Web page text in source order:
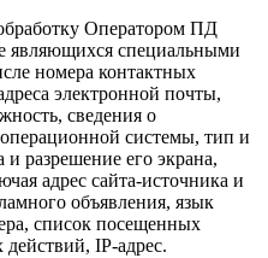
Оператором ПД
являющихся специальными
номера контактных
электронной почты,
сведения о
системы, тип и
и разрешение его экрана,
адрес сайта-источника и
объявления, язык
список посещенных
IP-адрес.